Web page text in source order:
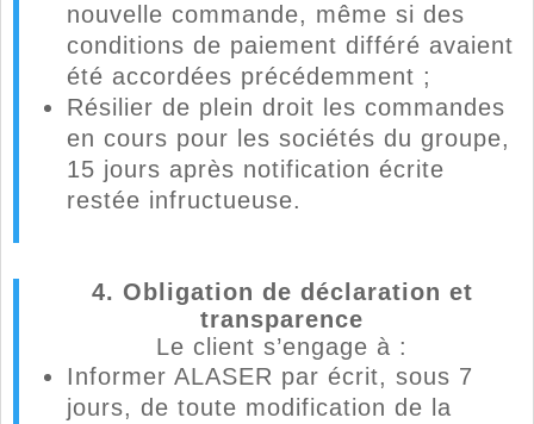
nouvelle commande, même si des
conditions de paiement différé avaient
été accordées précédemment ;
Résilier de plein droit les commandes
en cours pour les sociétés du groupe,
15 jours après notification écrite
restée infructueuse.
4. Obligation de déclaration et
transparence
Le client s’engage à :
Informer ALASER par écrit, sous 7
jours, de toute modification de la